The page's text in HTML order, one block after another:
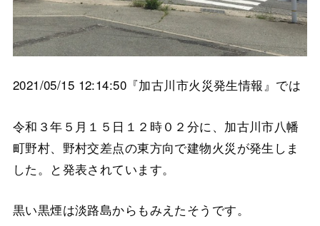
2021/05/15 12:14:50『加古川市火災発生情報』では
令和３年５月１５日１２時０２分に、加古川市八幡
町野村、野村交差点の東方向で建物火災が発生しま
した。と発表されています。
黒い黒煙は淡路島からもみえたそうです。